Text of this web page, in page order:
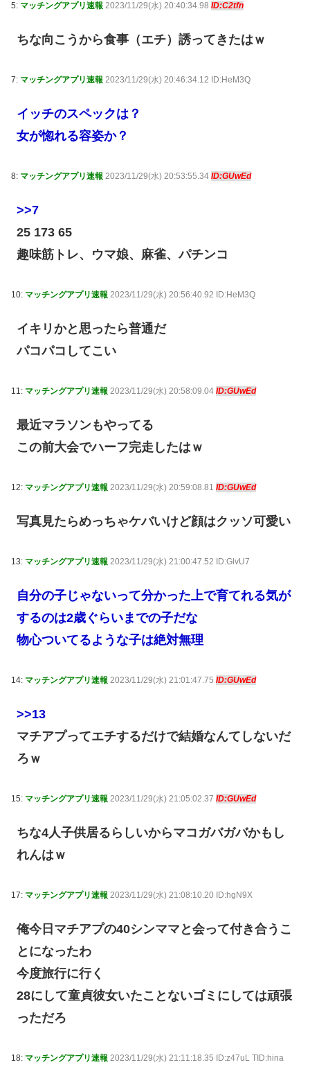
5: マッチングアプリ速報 2023/11/29(水) 20:40:34.98 ID:C2tfn
ちな向こうから食事（エチ）誘ってきたはｗ
7: マッチングアプリ速報 2023/11/29(水) 20:46:34.12 ID:HeM3Q
イッチのスペックは？
女が惚れる容姿か？
8: マッチングアプリ速報 2023/11/29(水) 20:53:55.34 ID:GUwEd
>>7
25 173 65
趣味筋トレ、ウマ娘、麻雀、パチンコ
10: マッチングアプリ速報 2023/11/29(水) 20:56:40.92 ID:HeM3Q
イキリかと思ったら普通だ
パコパコしてこい
11: マッチングアプリ速報 2023/11/29(水) 20:58:09.04 ID:GUwEd
最近マラソンもやってる
この前大会でハーフ完走したはｗ
12: マッチングアプリ速報 2023/11/29(水) 20:59:08.81 ID:GUwEd
写真見たらめっちゃケバいけど顔はクッソ可愛い
13: マッチングアプリ速報 2023/11/29(水) 21:00:47.52 ID:GlvU7
自分の子じゃないって分かった上で育てれる気が
するのは2歳ぐらいまでの子だな
物心ついてるような子は絶対無理
14: マッチングアプリ速報 2023/11/29(水) 21:01:47.75 ID:GUwEd
>>13
マチアプってエチするだけで結婚なんてしないだ
ろｗ
15: マッチングアプリ速報 2023/11/29(水) 21:05:02.37 ID:GUwEd
ちな4人子供居るらしいからマコガバガバかもし
れんはｗ
17: マッチングアプリ速報 2023/11/29(水) 21:08:10.20 ID:hgN9X
俺今日マチアプの40シンママと会って付き合うこ
とになったわ
今度旅行に行く
28にして童貞彼女いたことないゴミにしては頑張
っただろ
18: マッチングアプリ速報 2023/11/29(水) 21:11:18.35 ID:z47uL TID:hina